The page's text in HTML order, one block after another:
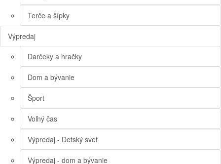
Terče a šípky
Výpredaj
Darčeky a hračky
Dom a bývanie
Šport
Voľný čas
Výpredaj - Detský svet
Výpredaj - dom a bývanie